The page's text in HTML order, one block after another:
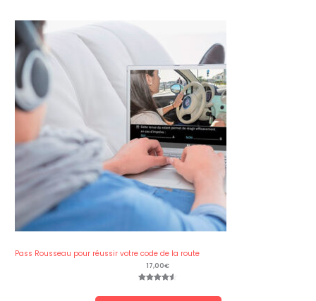
Pass Rousseau pour réussir votre code de la route
17,00€